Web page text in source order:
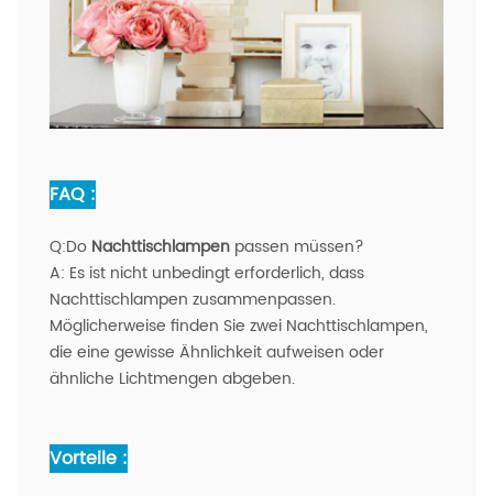
FAQ :
Q:Do Nachttischlampen passen müssen?
A: Es ist nicht unbedingt erforderlich, dass
Nachttischlampen zusammenpassen.
Möglicherweise finden Sie zwei Nachttischlampen,
die eine gewisse Ähnlichkeit aufweisen oder
ähnliche Lichtmengen abgeben.
Vorteile :